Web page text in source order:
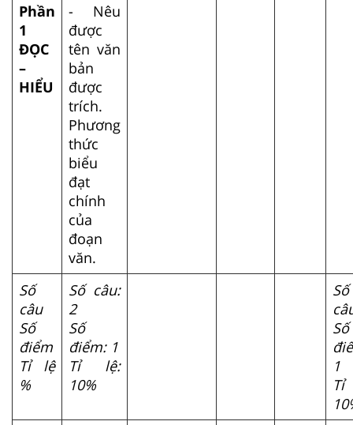
Phần
1
ĐỌC
–
HIỂU
- Nêu
được
tên văn
bản
được
trích.
Phương
thức
biểu
đạt
chính
của
đoạn
văn.
Số
câu
Số
điểm
Tỉ lệ
%
Số câu:
2
Số
điểm: 1
Tỉ lệ:
10%
Số
Số
1
Tỉ